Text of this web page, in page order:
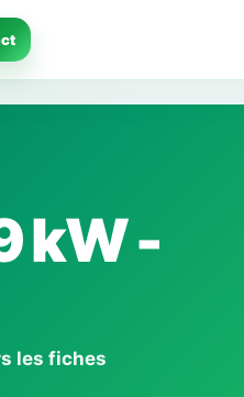
kW -
les fiches